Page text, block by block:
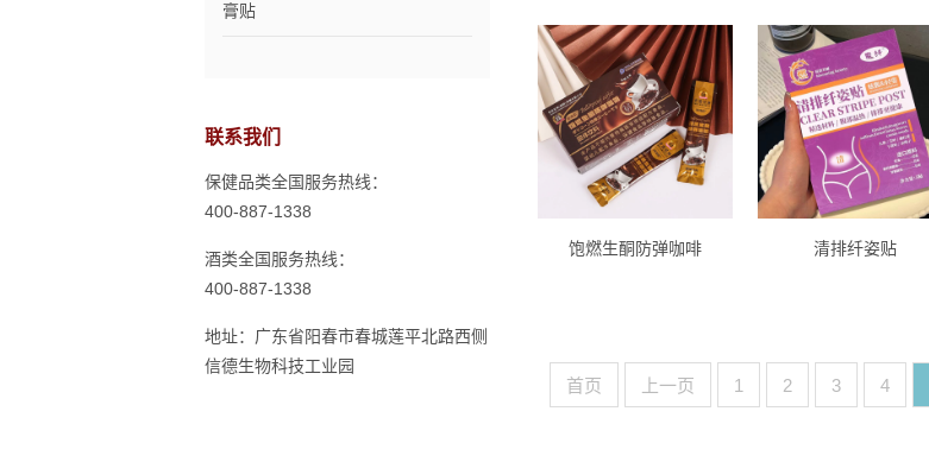
饱燃生酮防弹咖啡 清排纤姿贴
首页 上一页 1 2 3 4
膏贴
联系我们
保健品类全国服务热线：
400-887-1338
酒类全国服务热线：
400-887-1338
地址：广东省阳春市春城莲平北路西侧
信德生物科技工业园